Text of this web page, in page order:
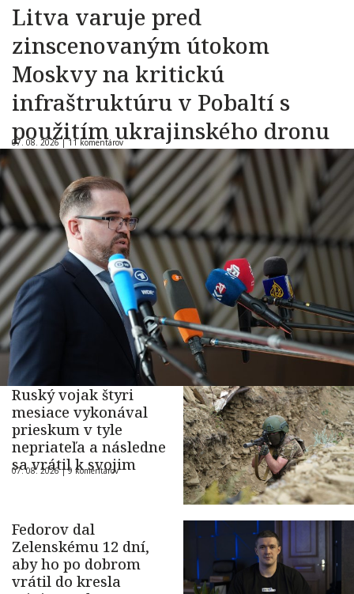
Litva varuje pred
zinscenovaným útokom
Moskvy na kritickú
infraštruktúru v Pobaltí s
použitím ukrajinského dronu
07. 08. 2026 |11 komentárov
Ruský vojak štyri
mesiace vykonával
prieskum v tyle
nepriateľa a následne
sa vrátil k svojim
07. 08. 2026 |9 komentárov
Fedorov dal
Zelenskému 12 dní,
aby ho po dobrom
vrátil do kresla